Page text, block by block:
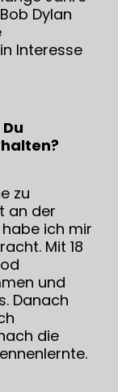
Dylan
Interesse
zu
an der
ich mir
Mit 18
und
Danach
die